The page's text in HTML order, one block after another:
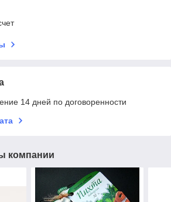
14 дней по договоренности
компании